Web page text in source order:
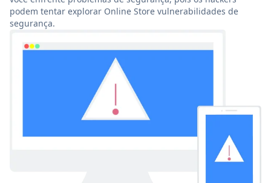
podem tentar explorar Online Store vulnerabilidades de
segurança.